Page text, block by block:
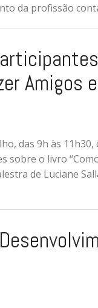
da profissão
Amigos
das 9h às
sobre o livro
de Luciane